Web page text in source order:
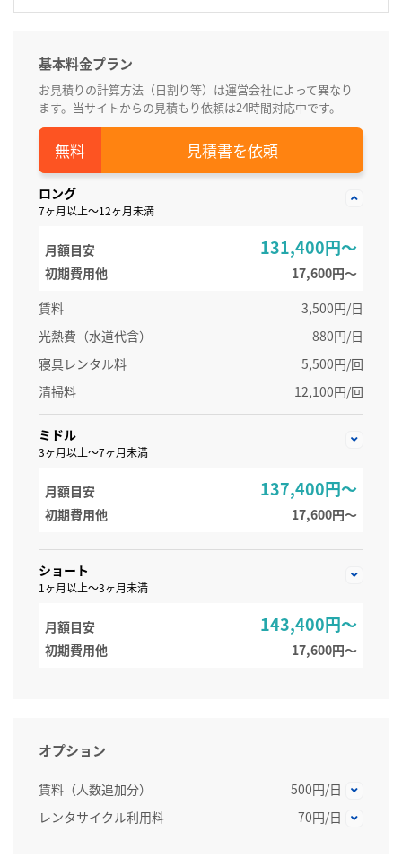
基本料金プラン
お見積りの計算方法（日割り等）は運営会社によって異なり
ます。当サイトからの見積もり依頼は24時間対応中です。
見積書を依頼
ロング
7ヶ月以上～12ヶ月未満
月額目安 131,400円～
初期費用他
17,600円〜
賃料
3,500円/日
光熱費（水道代含）
880円/日
寝具レンタル料
5,500円/回
清掃料
12,100円/回
ミドル
3ヶ月以上～7ヶ月未満
月額目安 137,400円～
初期費用他 17,600円〜
ショート
1ヶ月以上～3ヶ月未満
月額目安 143,400円～
初期費用他 17,600円〜
オプション
賃料（人数追加分）
500円/日
レンタサイクル利用料
70円/日